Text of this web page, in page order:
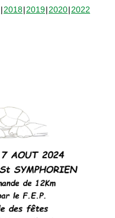
2018 2019 2020 2022